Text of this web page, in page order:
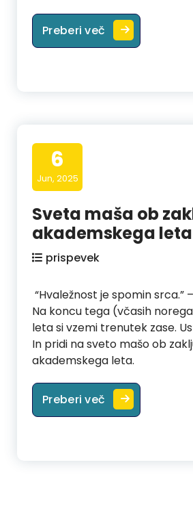
Preberi več Hvaležnost
6
Jun, 2025
Sveta maša ob
akademskega leta
prispevek
“Hvaležnost je spomin srca.”
Na koncu tega (včasih
leta si vzemi trenutek zase.
In pridi na sveto mašo ob
akademskega leta.
Preberi več Sveta maša